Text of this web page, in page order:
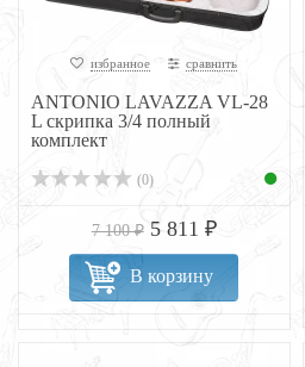
избранное сравнить
ANTONIO LAVAZZA VL-28
L скрипка 3/4 полный
комплект
(0)
7 100 ₽ 5 811 ₽
В корзину